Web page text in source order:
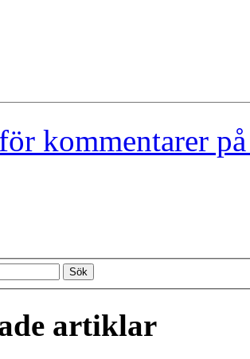
kommentarer
artiklar